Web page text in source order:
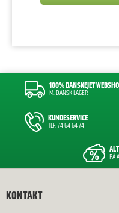
100% DANSKEJET
M. DANSK LAGER
KUNDESERVICE
TLF: 74 64 64 74
PÅ
KONTAKT